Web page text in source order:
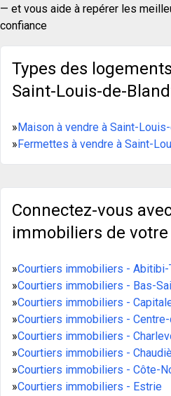
— et vous aide à repérer les
confiance
Types des
Saint-Louis-de-
» Maison à vendre à Saint-
» Fermettes à vendre à Saint-
Connectez-vous
immobiliers de
»Courtiers immobiliers - Abitibi-
»Courtiers immobiliers - Bas-
»Courtiers immobiliers -
»Courtiers immobiliers -
»Courtiers immobiliers -
»Courtiers immobiliers -
»Courtiers immobiliers - Côte-
»Courtiers immobiliers - Estrie